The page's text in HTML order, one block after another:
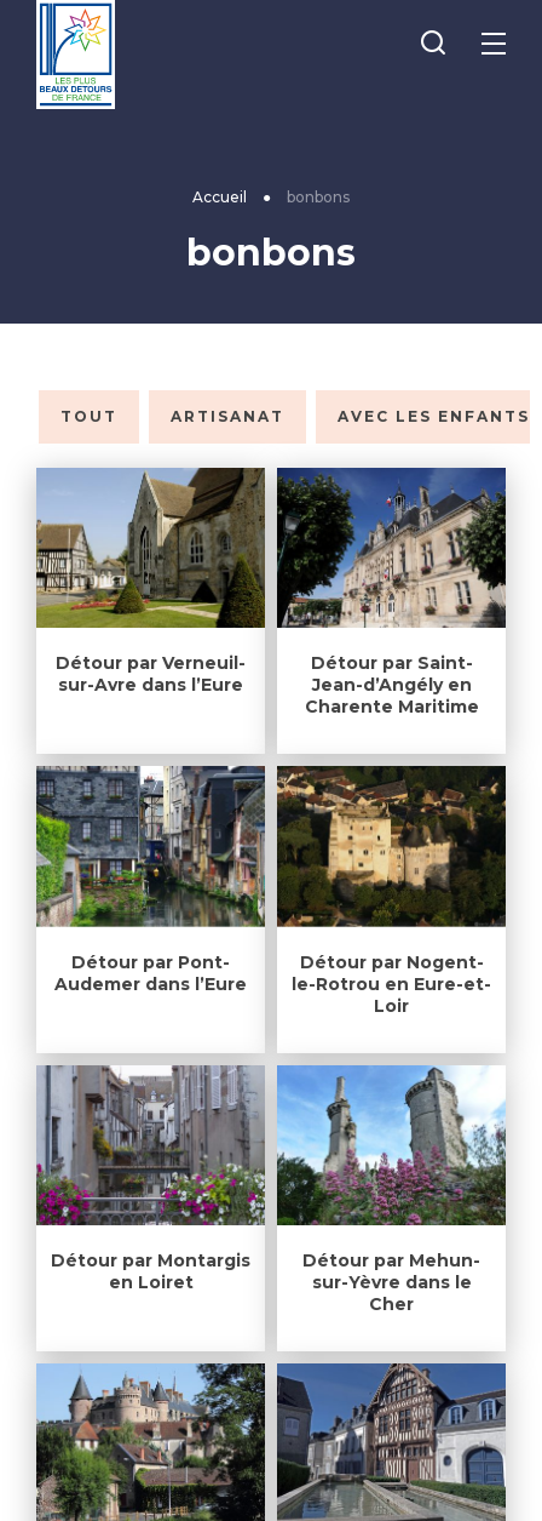
Je
Menu
Accueil ● bonbons
bonbons
TOUT ARTISANAT AVEC LES ENFANTS
Détour par Verneuil-
sur-Avre dans l’Eure
Détour par Saint-
Jean-d’Angély en
Charente Maritime
Détour par Pont-
Audemer dans l’Eure
Détour par Nogent-
le-Rotrou en Eure-et-
Loir
Détour par Montargis
en Loiret
Détour par Mehun-
sur-Yèvre dans le
Cher